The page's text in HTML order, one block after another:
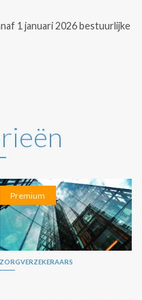
1 januari 2026 bestuurlijke
Premium
ZORGVERZEKERAARS